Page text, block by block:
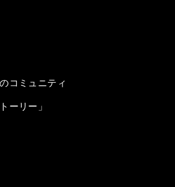
コミュニティ
ーリー」